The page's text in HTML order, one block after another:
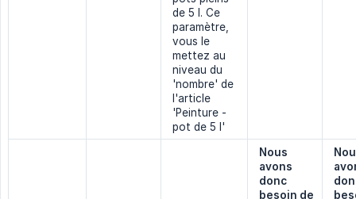
de 5 l. Ce
paramètre,
vous le
mettez au
niveau du
'nombre' de
l'article
'Peinture -
pot de 5 l'
Nous
avons
donc
besoin de